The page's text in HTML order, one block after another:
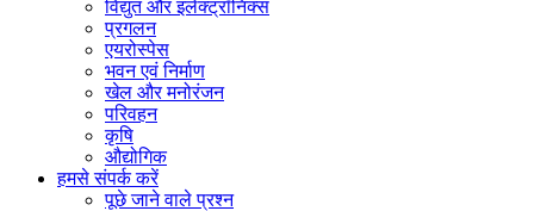
विद्युत और इलेक्ट्रॉनिक्स
प्रगलन
एयरोस्पेस
भवन एवं निर्माण
खेल और मनोरंजन
परिवहन
कृषि
औद्योगिक
हमसे संपर्क करें
पूछे जाने वाले प्रश्न